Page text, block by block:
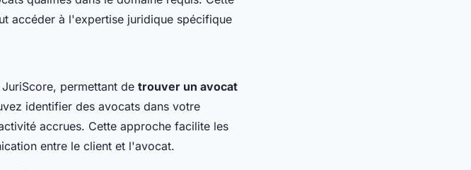
accéder à l'expertise juridique spécifique
permettant de trouver un avocat
identifier des avocats dans votre
accrues. Cette approche facilite les
entre le client et l'avocat.